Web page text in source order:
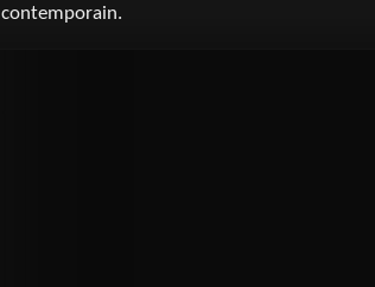
contemporain.